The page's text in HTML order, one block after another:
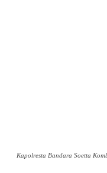
Kapolresta Bandara Soetta